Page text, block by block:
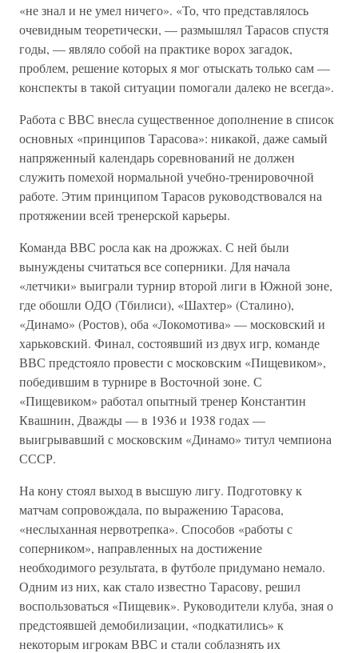
«не знал и не умел ничего». «То, что представлялось
очевидным теоретически, — размышлял Тарасов спустя
годы, — являло собой на практике ворох загадок,
проблем, решение которых я мог отыскать только сам —
конспекты в такой ситуации помогали далеко не всегда».
Работа с ВВС внесла существенное дополнение в список
основных «принципов Тарасова»: никакой, даже самый
напряженный календарь соревнований не должен
служить помехой нормальной учебно-тренировочной
работе. Этим принципом Тарасов руководствовался на
протяжении всей тренерской карьеры.
Команда ВВС росла как на дрожжах. С ней были
вынуждены считаться все соперники. Для начала
«летчики» выиграли турнир второй лиги в Южной зоне,
где обошли ОДО (Тбилиси), «Шахтер» (Сталино),
«Динамо» (Ростов), оба «Локомотива» — московский и
харьковский. Финал, состоявший из двух игр, команде
ВВС предстояло провести с московским «Пищевиком»,
победившим в турнире в Восточной зоне. С
«Пищевиком» работал опытный тренер Константин
Квашнин, Дважды — в 1936 и 1938 годах —
выигрывавший с московским «Динамо» титул чемпиона
СССР.
На кону стоял выход в высшую лигу. Подготовку к
матчам сопровождала, по выражению Тарасова,
«неслыханная нервотрепка». Способов «работы с
соперником», направленных на достижение
необходимого результата, в футболе придумано немало.
Одним из них, как стало известно Тарасову, решил
воспользоваться «Пищевик». Руководители клуба, зная о
предстоявшей демобилизации, «подкатились» к
некоторым игрокам ВВС и стали соблазнять их